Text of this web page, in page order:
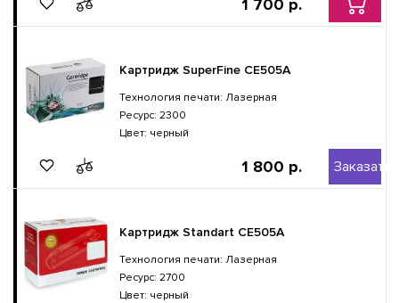
1 700 р.
Картридж SuperFine CE505A
Технология печати: Лазерная
Ресурс: 2300
Цвет: черный
1 800 р. Заказать
Картридж Standart CE505A
Технология печати: Лазерная
Ресурс: 2700
Цвет: черный